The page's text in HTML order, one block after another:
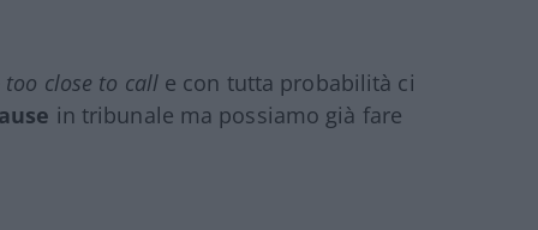
too close to calle con tutta probabilità ci
in tribunale ma possiamo già fare